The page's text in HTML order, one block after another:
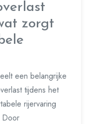
zorgt
een belangrijke
tijdens het
rijervaring
Door